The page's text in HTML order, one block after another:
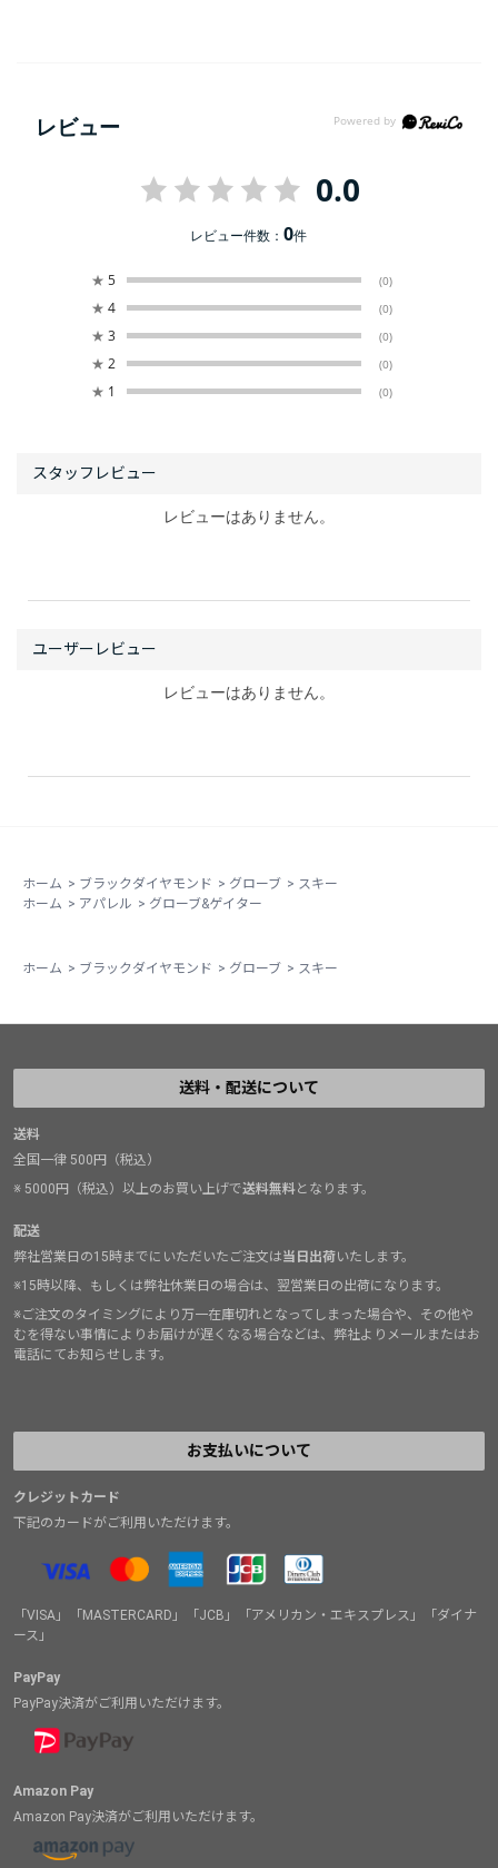
レビュー
0.0
レビュー件数：0件
★ 5 (0)
★ 4 (0)
★ 3 (0)
★ 2 (0)
★ 1 (0)
レビューはありません。
レビューはありません。
ホーム > ブラックダイヤモンド > グローブ > スキー
ホーム > アパレル > グローブ&ゲイター
ホーム > ブラックダイヤモンド > グローブ > スキー
送料・配送について
送料
全国一律 500円（税込）
※ 5000円（税込）以上のお買い上げで送料無料となります。
配送
弊社営業日の15時までにいただいたご注文は当日出荷いたします。
※15時以降、もしくは弊社休業日の場合は、翌営業日の出荷になります。
※ご注文のタイミングにより万一在庫切れとなってしまった場合や、その他や
むを得ない事情によりお届けが遅くなる場合などは、弊社よりメールまたはお
電話にてお知らせします。
お支払いについて
クレジットカード
下記のカードがご利用いただけます。
「VISA」「MASTERCARD」「JCB」「アメリカン・エキスプレス」「ダイナ
ース」
PayPay
PayPay決済がご利用いただけます。
Amazon Pay
Amazon Pay決済がご利用いただけます。